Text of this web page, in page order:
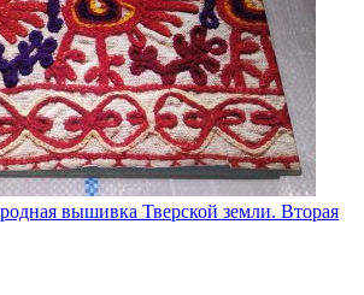
вышивка Тверской земли. Вторая